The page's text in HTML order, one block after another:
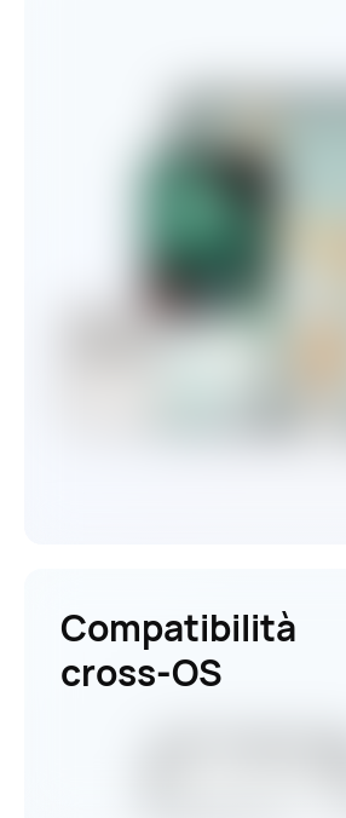
Compatibilità
cross-OS